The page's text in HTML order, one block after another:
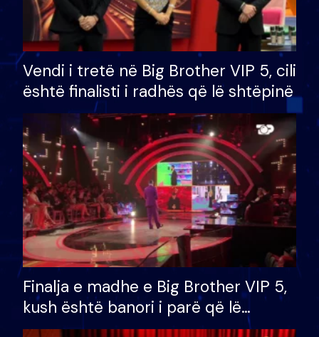
Vendi i tretë në Big Brother VIP 5, cili
është finalisti i radhës që lë shtëpinë
Finalja e madhe e Big Brother VIP 5,
kush është banori i parë që lë
shtëpinë dhe humb mundësinë për